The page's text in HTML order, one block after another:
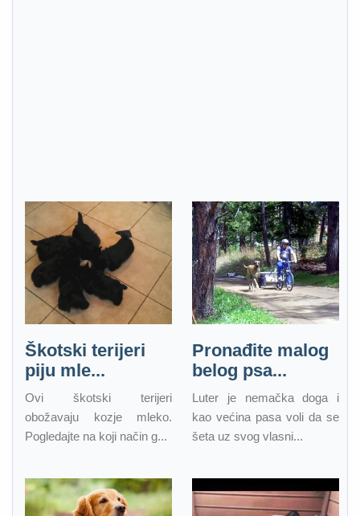
Škotski terijeri
piju mle...
Ovi škotski terijeri
obožavaju kozje mleko.
Pogledajte na koji način g...
Pronađite malog
belog psa...
Luter je nemačka doga i
kao većina pasa voli da se
šeta uz svog vlasni...